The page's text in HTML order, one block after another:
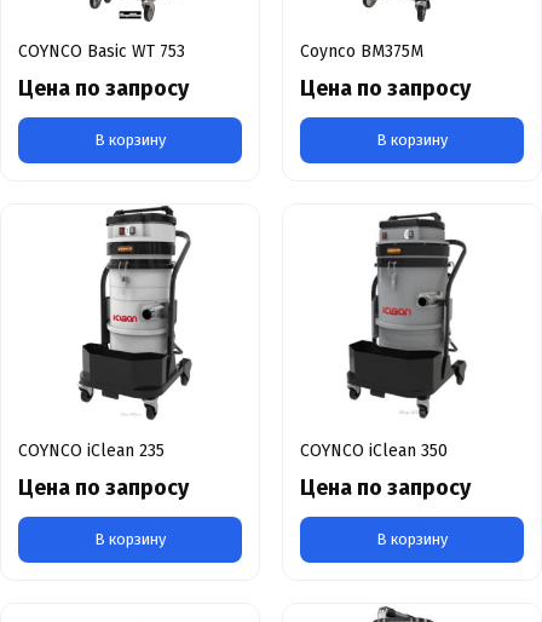
COYNCO Basic WT 753
Цена по запросу
В корзину
Coynco BM375M
Цена по запросу
В корзину
COYNCO iClean 235
Цена по запросу
В корзину
COYNCO iClean 350
Цена по запросу
В корзину